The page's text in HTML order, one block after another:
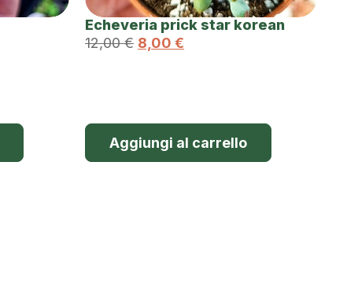
Echeveria prick star korean
12,00€ 8,00 €
Aggiungi al carrello